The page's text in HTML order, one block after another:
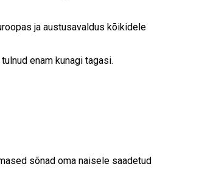
ja austusavaldus kõikidele
enam kunagi tagasi.
sõnad oma naisele saadetud